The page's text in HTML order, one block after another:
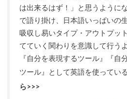
は出来るはず！」と思うように
で語り掛け、日本語いっぱいの
吸収し易いタイプ・アウトプッ
てていく関わりを意識して行う
『自分を表現するツール』『自
ツール』として英語を使ってい
ら>>>